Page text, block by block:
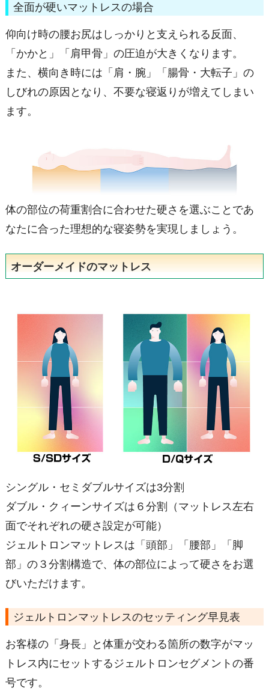
全面が硬いマットレスの場合
仰向け時の腰お尻はしっかりと支えられる反面、
「かかと」「肩甲骨」の圧迫が大きくなります。
また、横向き時には「肩・腕」「腸骨・大転子」の
しびれの原因となり、不要な寝返りが増えてしまい
ます。
体の部位の荷重割合に合わせた硬さを選ぶことであ
なたに合った理想的な寝姿勢を実現しましょう。
オーダーメイドのマットレス
シングル・セミダブルサイズは3分割
ダブル・クィーンサイズは６分割（マットレス左右
面でそれぞれの硬さ設定が可能）
ジェルトロンマットレスは「頭部」「腰部」「脚
部」の３分割構造で、体の部位によって硬さをお選
びいただけます。
ジェルトロンマットレスのセッティング早見表
お客様の「身長」と体重が交わる箇所の数字がマッ
トレス内にセットするジェルトロンセグメントの番
号です。